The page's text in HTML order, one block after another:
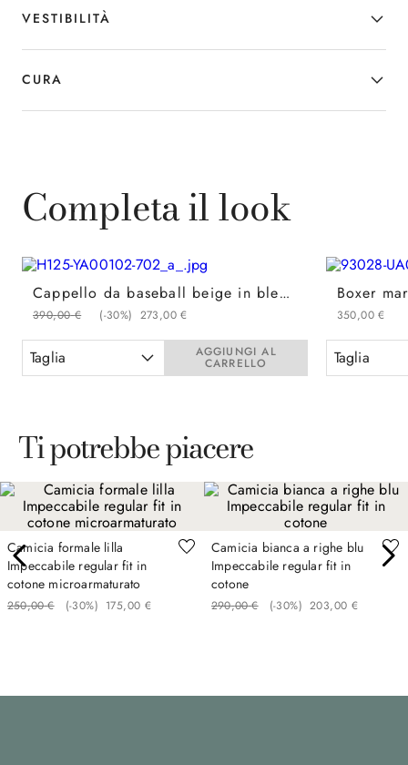
VESTIBILITÀ
CURA
Completa il look
350,00 €
Taglia
Cappello da baseball beige in blend di lana e lino con dettagli in nappa
390,00 € (-30%) 273,00 €
Taglia AGGIUNGI AL
CARRELLO
Ti potrebbe piacere
Camicia formale lilla
Impeccabile regular fit in
cotone microarmaturato
250,00 € (-30%) 175,00 €
Camicia bianca a righe blu
Impeccabile regular fit in
cotone
290,00 € (-30%) 203,00 €